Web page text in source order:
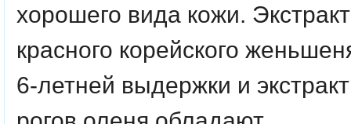
хорошего вида кожи. Экстракт
красного корейского
6-летней выдержки и экстракт